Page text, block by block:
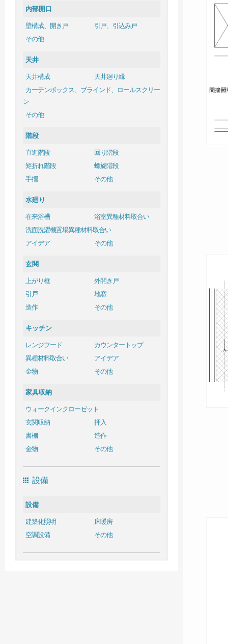
内部開口
壁構成、開き戸
引戸、引込み戸
その他
天井
天井構成
天井廻り縁
カーテンボックス、ブラインド、ロールスクリー
ン
その他
階段
直進階段
回り階段
矩折れ階段
螺旋階段
手摺
その他
水廻り
在来浴槽
浴室異種材料取合い
洗面洗濯機置場異種材料取合い
アイデア
その他
玄関
上がり框
外開き戸
引戸
地窓
造作
その他
キッチン
レンジフード
カウンタートップ
異種材料取合い
アイデア
金物
その他
家具収納
ウォークインクローゼット
玄関収納
押入
書棚
造作
金物
その他
設備
設備
建築化照明
床暖房
空調設備
その他